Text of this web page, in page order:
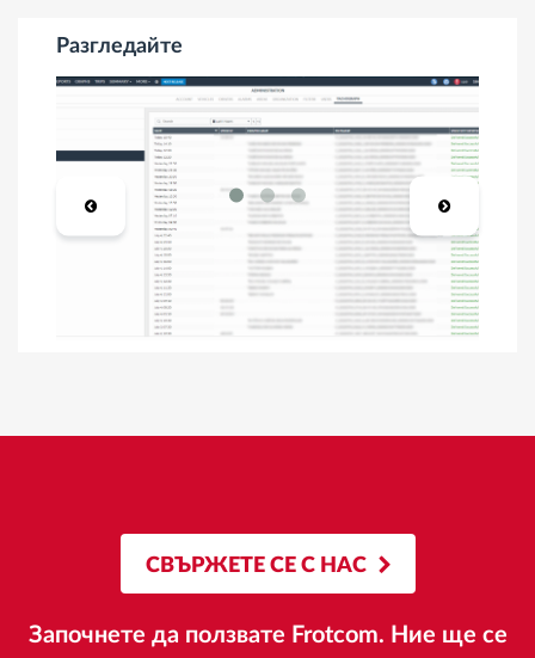
Разгледайте
СВЪРЖЕТЕ СЕ С НАС
Започнете да ползвате Frotcom. Ние ще се